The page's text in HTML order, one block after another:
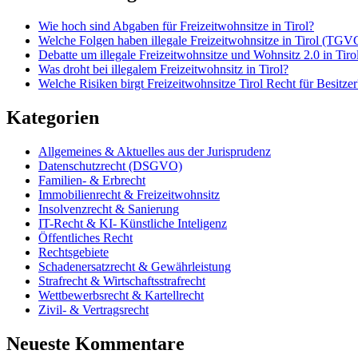
Wie hoch sind Abgaben für Freizeitwohnsitze in Tirol?
Welche Folgen haben illegale Freizeitwohnsitze in Tirol
Debatte um illegale Freizeitwohnsitze und Wohnsitz 2.0 in
Was droht bei illegalem Freizeitwohnsitz in Tirol?
Welche Risiken birgt Freizeitwohnsitze Tirol Recht für
Kategorien
Allgemeines & Aktuelles aus der Jurisprudenz
Datenschutzrecht (DSGVO)
Familien- & Erbrecht
Immobilienrecht & Freizeitwohnsitz
Insolvenzrecht & Sanierung
IT-Recht & KI- Künstliche Inteligenz
Öffentliches Recht
Rechtsgebiete
Schadenersatzrecht & Gewährleistung
Strafrecht & Wirtschaftsstrafrecht
Wettbewerbsrecht & Kartellrecht
Zivil- & Vertragsrecht
Neueste Kommentare